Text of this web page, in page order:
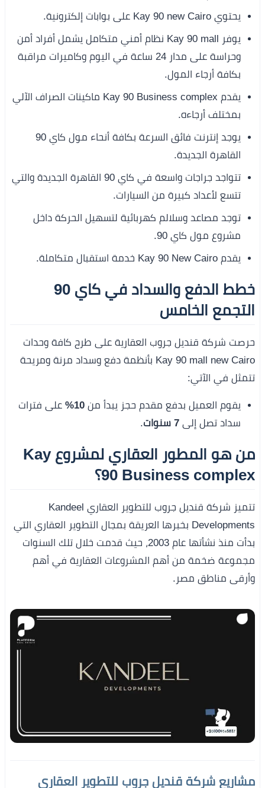
يحتوي Kay 90 new Cairo على بوابات إلكترونية.
يوفر Kay 90 mall نظام أمني متكامل يشمل أفراد أمن
وحراسة على مدار 24 ساعة في اليوم وكاميرات مراقبة
بكافة أرجاء المول.
يقدم Kay 90 Business complex ماكينات الصراف الآلي
بمختلف أرجاءه.
يوجد إنترنت فائق السرعة بكافة أنحاء مول كاي 90
القاهرة الجديدة.
تتواجد جراجات واسعة في كاي 90 القاهرة الجديدة والتي
تتسع لأعداد كبيرة من السيارات.
توجد مصاعد وسلالم كهربائية لتسهيل الحركة داخل
مشروع مول كاي 90.
يقدم Kay 90 New Cairo خدمة استقبال متكاملة.
خطط الدفع والسداد في كاي 90
التجمع الخامس
حرصت شركة قنديل جروب العقارية على طرح كافة وحدات
Kay 90 mall new Cairo بأنظمة دفع وسداد مرنة ومريحة
تتمثل في الآتي:
يقوم العميل بدفع مقدم حجز يبدأ من 10%
على فترات
سداد تصل إلى 7 سنوات .
من هو المطور العقاري لمشروع Kay
90 Business complex؟
تتميز شركة قنديل جروب للتطوير العقاري Kandeel
Developments بخبرها العريقة بمجال التطوير العقاري التي
بدأت منذ نشأتها عام 2003، حيث قدمت خلال تلك السنوات
مجموعة ضخمة من أهم المشروعات العقارية في أهم
وأرقى مناطق مصر.
مشاريع شركة قنديل جروب للتطوير العقاري